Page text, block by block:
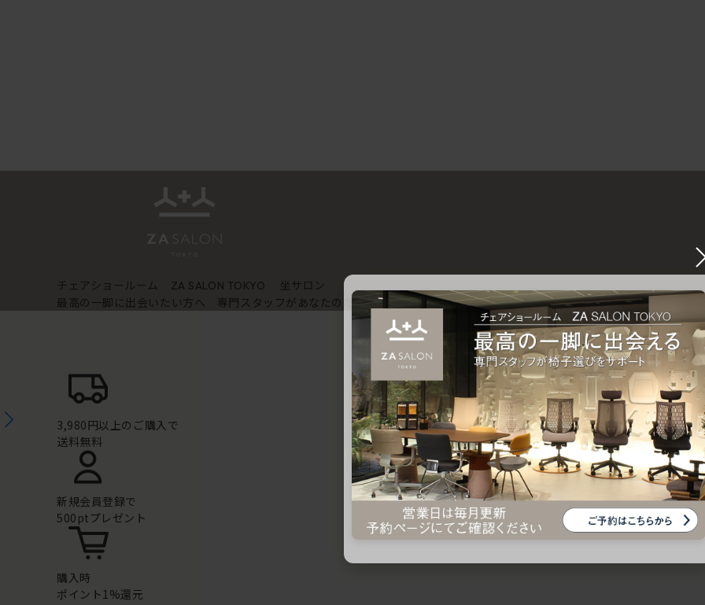
チェアショールーム ZA SALON TOKYO
坐サロン
最高の一脚に出会いたい方へ 専門スタッフがあなたのための椅子選びをサポートいたします。
3,980円以上のご購入で
送料無料
新規会員登録で
500ptプレゼント
購入時
ポイント1%還元